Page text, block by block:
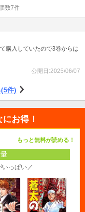
数7件
購入していたので3巻からは
公開日:2025/06/07
件)
お得！
もっと無料が読める！
っぱい／